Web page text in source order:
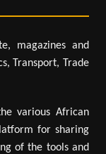
magazines and
Transport, Trade
various African
for sharing
of the tools and